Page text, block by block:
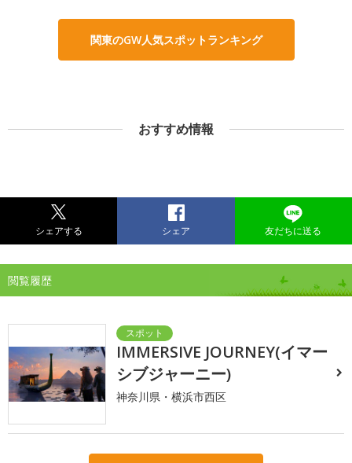
関東のGW人気スポットランキング
おすすめ情報
シェアする シェア 友だちに送る
閲覧履歴
IMMERSIVE JOURNEY(イマー
シブジャーニー)
神奈川県・横浜市西区